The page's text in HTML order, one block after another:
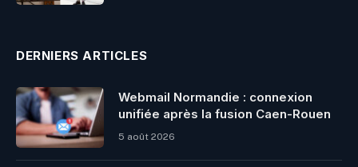
DERNIERS ARTICLES
Webmail Normandie : connexion
unifiée après la fusion Caen-Rouen
5 août 2026